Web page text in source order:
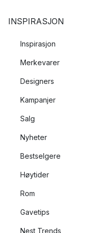
INSPIRASJON
Inspirasjon
Merkevarer
Designers
Kampanjer
Salg
Nyheter
Bestselgere
Høytider
Rom
Gavetips
Nest Trends